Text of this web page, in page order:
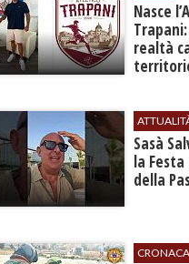
Nasce
realtà
Sasà
la Festa
della
CRONACA